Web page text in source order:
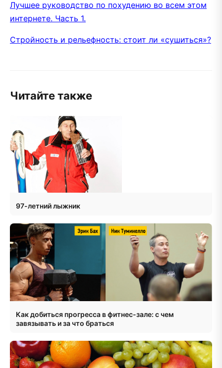
Лучшее руководство по похудению во всем этом
интернете. Часть 1.
Стройность и рельефность: стоит ли «сушиться»?
Читайте также
97-летний лыжник
Как добиться прогресса в фитнес-зале: с чем
завязывать и за что браться